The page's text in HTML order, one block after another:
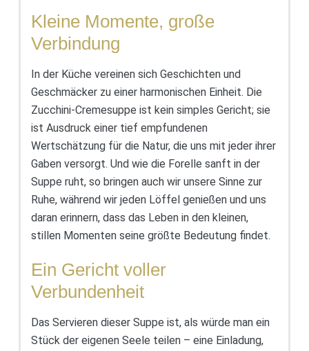
Kleine Momente, große
Verbindung
In der Küche vereinen sich Geschichten und
Geschmäcker zu einer harmonischen Einheit. Die
Zucchini-Cremesuppe ist kein simples Gericht; sie
ist Ausdruck einer tief empfundenen
Wertschätzung für die Natur, die uns mit jeder ihrer
Gaben versorgt. Und wie die Forelle sanft in der
Suppe ruht, so bringen auch wir unsere Sinne zur
Ruhe, während wir jeden Löffel genießen und uns
daran erinnern, dass das Leben in den kleinen,
stillen Momenten seine größte Bedeutung findet.
Ein Gericht voller
Verbundenheit
Das Servieren dieser Suppe ist, als würde man ein
Stück der eigenen Seele teilen – eine Einladung,